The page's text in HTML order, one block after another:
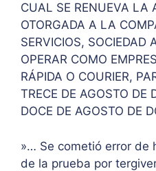
CUAL SE RENUEVA LA
OTORGADA A LA
SERVICIOS, SOCIEDAD
OPERAR COMO
RÁPIDA O COURIER,
TRECE DE AGOSTO DE
DOCE DE AGOSTO DE
»… Se cometió error de
de la prueba por